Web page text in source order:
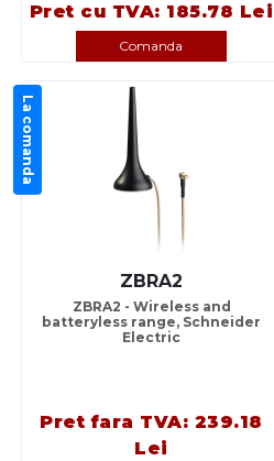
Pret cu TVA: 185.78 Lei
Comanda
La comanda
ZBRA2
ZBRA2 - Wireless and
batteryless range, Schneider
Electric
Pret fara TVA: 239.18
Lei